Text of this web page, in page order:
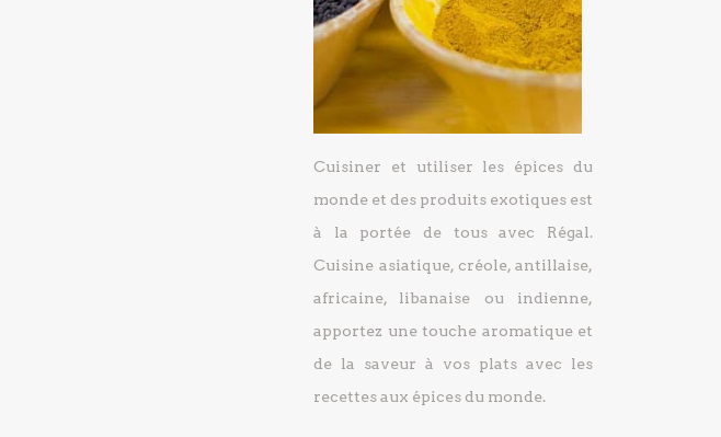
Cuisiner et utiliser les épices du
monde et des produits exotiques est
à la portée de tous avec Régal.
Cuisine asiatique, créole, antillaise,
africaine, libanaise ou indienne,
apportez une touche aromatique et
de la saveur à vos plats avec les
recettes aux épices du monde.